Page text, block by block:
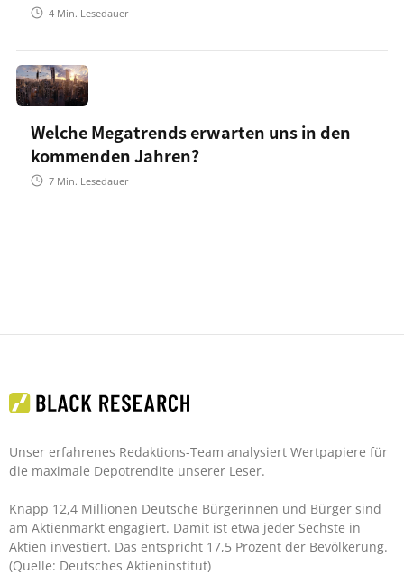
4 Min. Lesedauer
Welche Megatrends erwarten uns in den
kommenden Jahren?
7 Min. Lesedauer
Unser erfahrenes Redaktions-Team analysiert Wertpapiere für
die maximale Depotrendite unserer Leser.
Knapp 12,4 Millionen Deutsche Bürgerinnen und Bürger sind
am Aktienmarkt engagiert. Damit ist etwa jeder Sechste in
Aktien investiert. Das entspricht 17,5 Prozent der Bevölkerung.
(Quelle: Deutsches Aktieninstitut)